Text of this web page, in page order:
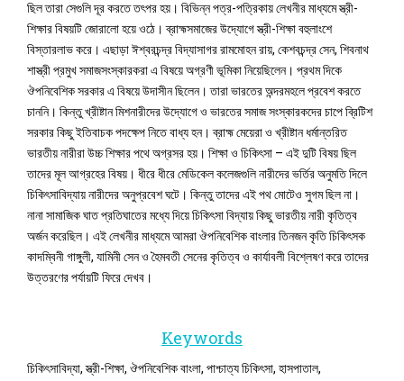
ছিল তারা সেগুলি দূর করতে তৎপর হয়। বিভিন্ন পত্র-পত্রিকায় লেখনীর মাধ্যমে স্ত্রী-
শিক্ষার বিষয়টি জোরালো হয়ে ওঠে। ব্রাহ্মসমাজের উদ্যোগে স্ত্রী-শিক্ষা বহুলাংশে
বিস্তারলাভ করে। এছাড়া ঈশ্বরচন্দ্র বিদ্যাসাগর রামমোহন রায়, কেশবচন্দ্র সেন, শিবনাথ
শাস্ত্রী প্রমুখ সমাজসংস্কারকরা এ বিষয়ে অগ্রণী ভূমিকা নিয়েছিলেন। প্রথম দিকে
ঔপনিবেশিক সরকার এ বিষয়ে উদাসীন ছিলেন। তারা ভারতের অন্দরমহলে প্রবেশ করতে
চাননি। কিন্তু খ্রীষ্টান মিশনারীদের উদ্যোগে ও ভারতের সমাজ সংস্কারকদের চাপে ব্রিটিশ
সরকার কিছু ইতিবাচক পদক্ষেপ নিতে বাধ্য হন। ব্রাহ্ম মেয়েরা ও খ্রীষ্টান ধর্মান্তরিত
ভারতীয় নারীরা উচ্চ শিক্ষার পথে অগ্রসর হয়। শিক্ষা ও চিকিৎসা – এই দুটি বিষয় ছিল
তাদের মূল আগ্রহের বিষয়। ধীরে ধীরে মেডিকেল কলেজগুলি নারীদের ভর্তির অনুমতি দিলে
চিকিৎসাবিদ্যায় নারীদের অনুপ্রবেশ ঘটে। কিন্তু তাদের এই পথ মোটেও সুগম ছিল না।
নানা সামাজিক ঘাত প্রতিঘাতের মধ্যে দিয়ে চিকিৎসা বিদ্যায় কিছু ভারতীয় নারী কৃতিত্ব
অর্জন করেছিল। এই লেখনীর মাধ্যমে আমরা ঔপনিবেশিক বাংলার তিনজন কৃতি চিকিৎসক
কাদম্বিনী গাঙ্গুলী, যামিনী সেন ও হৈমবতী সেনের কৃতিত্ব ও কার্যাবলী বিশ্লেষণ করে তাদের
উত্তরণের পর্যায়টি ফিরে দেখব।
Keywords
চিকিৎসাবিদ্যা, স্ত্রী-শিক্ষা, ঔপনিবেশিক বাংলা, পাশ্চাত্য চিকিৎসা, হাসপাতাল,